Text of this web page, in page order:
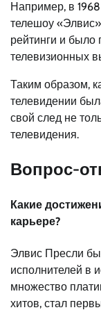
Например, в
телешоу
рейтинги и было
телевизионных
Таким образом,
телевидении
свой след не
телевидения.
Вопрос-
Какие
карьере?
Элвис Пресли
исполнителей в
множество
хитов, стал